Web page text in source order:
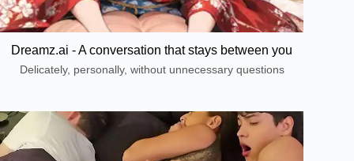
Dreamz.ai - A conversation that stays between you
Delicately, personally, without unnecessary questions